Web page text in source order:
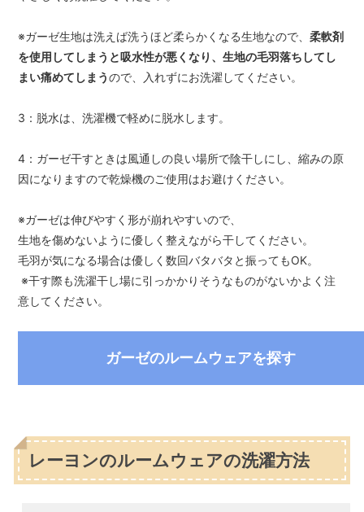
※ガーゼ生地は洗えば洗うほど柔らかくなる生地なので、柔軟剤
を使用してしまうと吸水性が悪くなり、生地の毛羽落ちしてし
まい痛めてしまうので、入れずにお洗濯してください。
3：脱水は、洗濯機で軽めに脱水します。
4：ガーゼ干すときは風通しの良い場所で陰干しにし、縮みの原
因になりますので乾燥機のご使用はお避けください。
※ガーゼは伸びやすく形が崩れやすいので、
生地を傷めないように優しく整えながら干してください。
毛羽が気になる場合は優しく数回バタバタと振ってもOK。
※干す際も洗濯干し場に引っかかりそうなものがないかよく注
意してください。
ガーゼのルームウェアを探す
レーヨンのルームウェアの洗濯方法